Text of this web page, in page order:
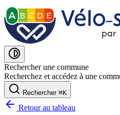
E
D
C
B
A
par
Rechercher une commune
Recherchez et accédez à une
Rechercher ⌘K
Retour au tableau